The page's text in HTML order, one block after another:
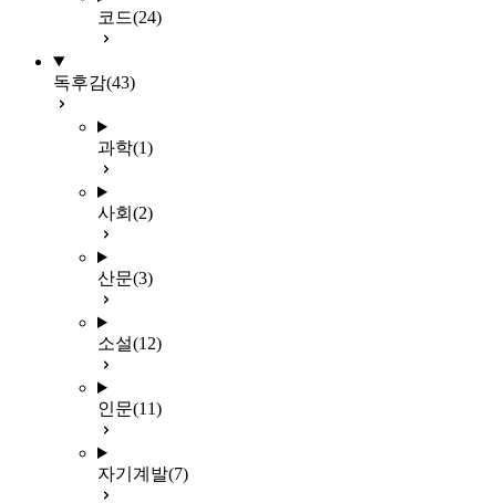
코드(24)
독후감(43)
과학(1)
사회 (2)
산문(3)
소설(12)
인문(11)
자기계발(7)